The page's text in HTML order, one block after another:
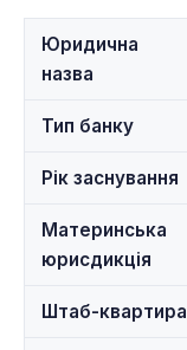
Юридична
назва
Тип банку
Рік заснування
Материнська
юрисдикція
Штаб-квартира